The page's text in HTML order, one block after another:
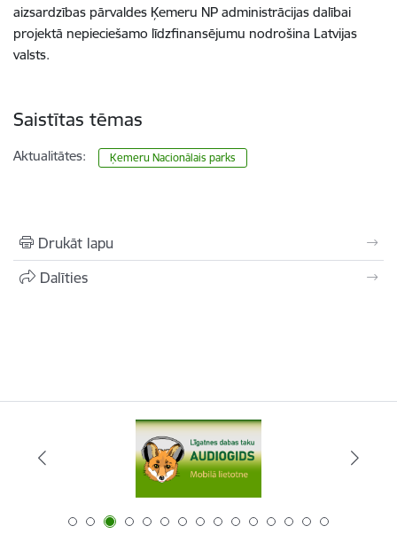
aizsardzības pārvaldes Ķemeru NP administrācijas dalībai
projektā nepieciešamo līdzfinansējumu nodrošina Latvijas
valsts.
Saistītas tēmas
Aktualitātes: Ķemeru Nacionālais parks
Drukāt lapu
Dalīties